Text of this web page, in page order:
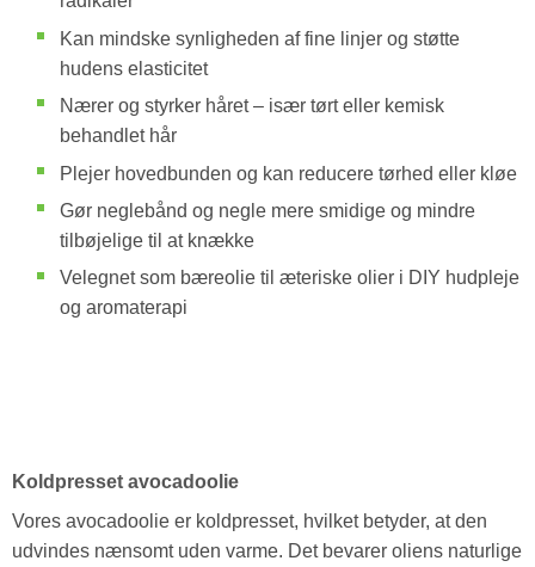
Kan mindske synligheden af fine linjer og støtte
hudens elasticitet
Nærer og styrker håret – især tørt eller kemisk
behandlet hår
Plejer hovedbunden og kan reducere tørhed eller kløe
Gør neglebånd og negle mere smidige og mindre
tilbøjelige til at knække
Velegnet som bæreolie til æteriske olier i DIY hudpleje
og aromaterapi
Koldpresset avocadoolie
Vores avocadoolie er koldpresset, hvilket betyder, at den
udvindes nænsomt uden varme. Det bevarer oliens naturlige